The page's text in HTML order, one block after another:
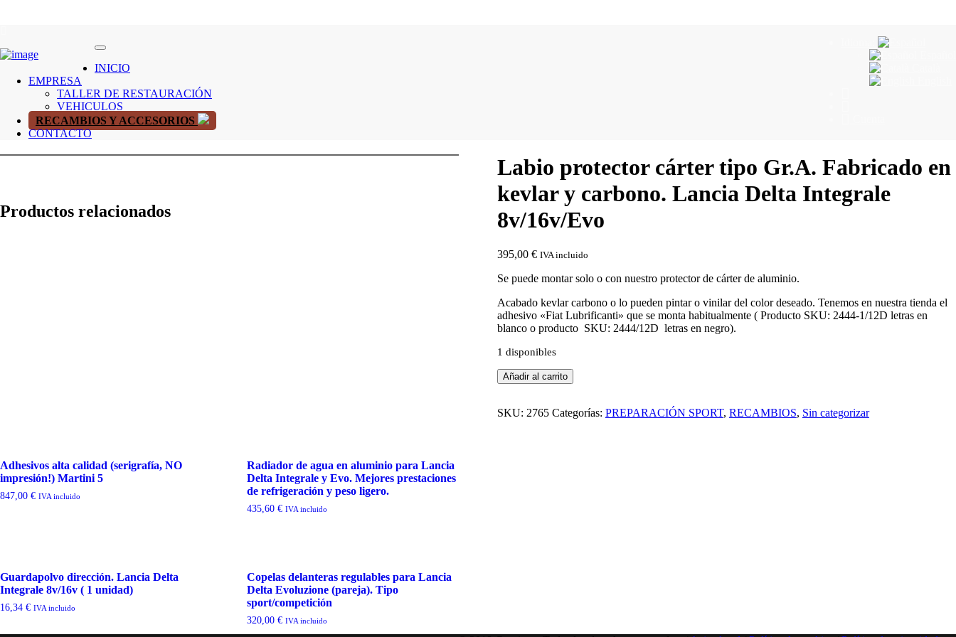
INICIO
EMPRESA
TALLER DE RESTAURACIÓN
VEHICULOS
RECAMBIOS Y ACCESORIOS
CONTACTO
Labio protector cárter tipo Gr.A. Fabricado en
kevlar y carbono. Lancia Delta Integrale
8v/16v/Evo
395,00 € IVA incluido
Se puede montar solo o con nuestro protector de cárter de aluminio.
Acabado kevlar carbono o lo pueden pintar o vinilar del color deseado. Tenemos en nuestra tienda el
adhesivo «Fiat Lubrificanti» que se monta habitualmente ( Producto SKU: 2444-1/12D letras en
blanco o producto SKU: 2444/12D letras en negro).
1 disponibles
Labio
protector
tipo
Añadir al carrito
SKU: 2765 Categorías: PREPARACIÓN SPORT, RECAMBIOS, Sin categorizar
Productos relacionados
Adhesivos alta calidad (serigrafía, NO
impresión!) Martini 5
847,00 € IVA incluido
Radiador de agua en aluminio para Lancia
Delta Integrale y Evo. Mejores prestaciones
de refrigeración y peso ligero.
435,60€ IVA incluido
Guardapolvo dirección. Lancia Delta
Integrale 8v/16v ( 1 unidad)
16,34 € IVA incluido
Copelas delanteras regulables para Lancia
Delta Evoluzione (pareja). Tipo
sport/competición
320,00€ IVA incluido